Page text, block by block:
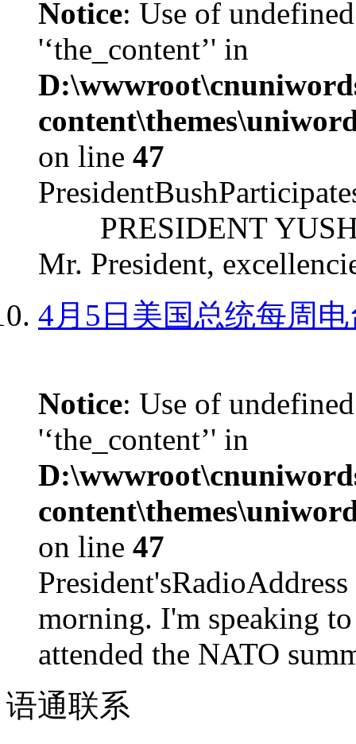
Notice: Use of
'‘the_content’' in
on line 47
PRESIDENT
Mr. President,
4月5日美国总统每周
Notice: Use of
'‘the_content’' in
on line 47
morning. I'm speaking
attended the NATO
语通联系